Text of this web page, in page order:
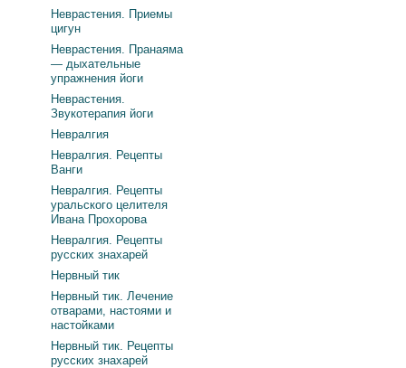
Неврастения. Приемы
цигун
Неврастения. Пранаяма
— дыхательные
упражнения йоги
Неврастения.
Звукотерапия йоги
Невралгия
Невралгия. Рецепты
Ванги
Невралгия. Рецепты
уральского целителя
Ивана Прохорова
Невралгия. Рецепты
русских знахарей
Нервный тик
Нервный тик. Лечение
отварами, настоями и
настойками
Нервный тик. Рецепты
русских знахарей